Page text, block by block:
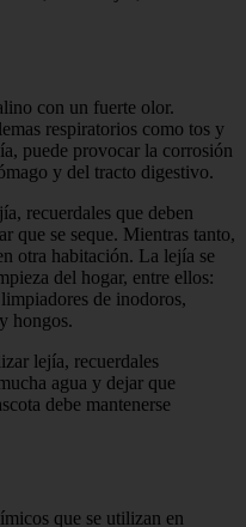
con un fuerte olor.
respiratorios como tos y
puede provocar la corrosión
y del tracto digestivo.
recuerdales que deben
que se seque. Mientras tanto,
otra habitación. La lejía se
del hogar, entre ellos:
de inodoros,
hongos.
lejía, recuerdales
agua y dejar que
debe mantenerse
que se utilizan en